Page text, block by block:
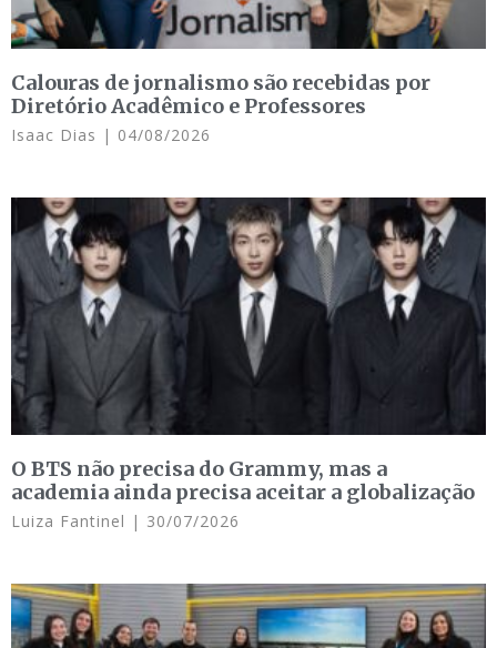
Calouras de jornalismo são recebidas por
Diretório Acadêmico e Professores
Isaac Dias 04/08/2026
O BTS não precisa do Grammy, mas a
academia ainda precisa aceitar a globalização
Luiza Fantinel 30/07/2026